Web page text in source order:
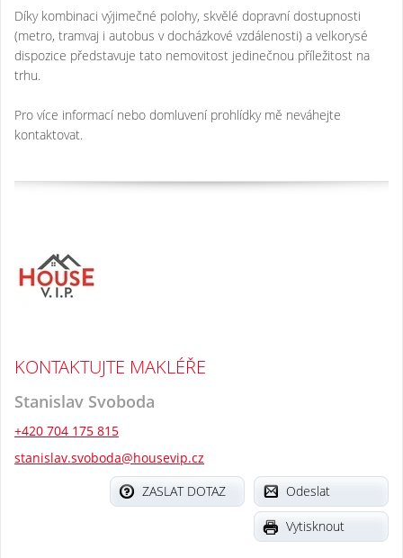
Díky kombinaci výjimečné polohy, skvělé dopravní dostupnosti
(metro, tramvaj i autobus v docházkové vzdálenosti) a velkorysé
dispozice představuje tato nemovitost jedinečnou příležitost na
trhu.
Pro více informací nebo domluvení prohlídky mě neváhejte
kontaktovat.
KONTAKTUJTE MAKLÉŘE
Stanislav Svoboda
+420 704 175 815
stanislav.svoboda@housevip.cz
Odeslat
ZASLAT DOTAZ
Vytisknout